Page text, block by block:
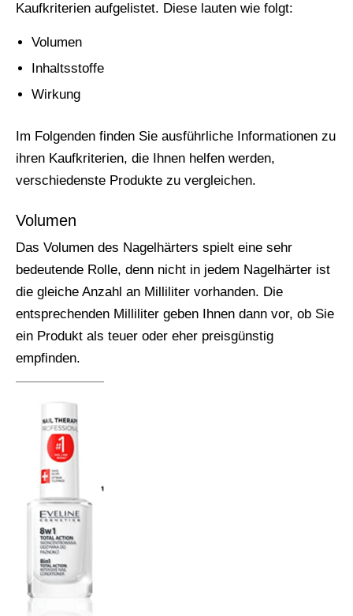
Kaufkriterien aufgelistet. Diese lauten wie folgt:
Volumen
Inhaltsstoffe
Wirkung
Im Folgenden finden Sie ausführliche Informationen zu
ihren Kaufkriterien, die Ihnen helfen werden,
verschiedenste Produkte zu vergleichen.
Volumen
Das Volumen des Nagelhärters spielt eine sehr
bedeutende Rolle, denn nicht in jedem Nagelhärter ist
die gleiche Anzahl an Milliliter vorhanden. Die
entsprechenden Milliliter geben Ihnen dann vor, ob Sie
ein Produkt als teuer oder eher preisgünstig
empfinden.